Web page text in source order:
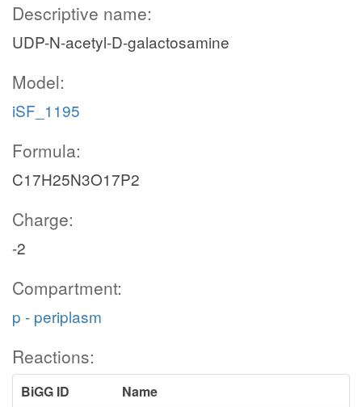
Descriptive name:
UDP-N-acetyl-D-galactosamine
Model:
iSF_1195
Formula:
C17H25N3O17P2
Charge:
-2
Compartment:
p - periplasm
Reactions:
BiGG ID
Name